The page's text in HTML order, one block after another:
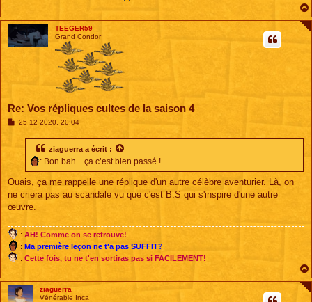
TEEGER59
Grand Condor
Re: Vos répliques cultes de la saison 4
M25 12 2020, 20:04
ziaguerra a écrit :
: Bon bah... ça c’est bien passé !
Ouais, ça me rappelle une réplique d'un autre célèbre aventurier. Là, on
ne criera pas au scandale vu que c'est B.S qui s'inspire d'une autre
œuvre.
: AH! Comme on se retrouve!
: Ma première leçon ne t'a pas SUFFIT?
: Cette fois, tu ne t'en sortiras pas si FACILEMENT!
ziaguerra
Vénérable Inca